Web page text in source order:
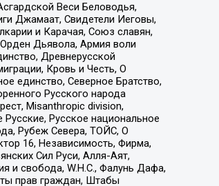
Веси Беловодья,
Джамаат, Свидетели Иеговы,
и Карачая, Союз славян,
Дьявола, Армия воли
Древнерусской
Кровь и Честь, О
единство, Северное Братство,
Русского народа
Misanthropic division,
Русское национальное
Рубеж Севера, ТОЙС, О
16, Независимость, Фирма,
Сил Руси, Алля-Аят,
и свобода, W.H.С., Фалунь Дафа,
прав граждан, Штабы